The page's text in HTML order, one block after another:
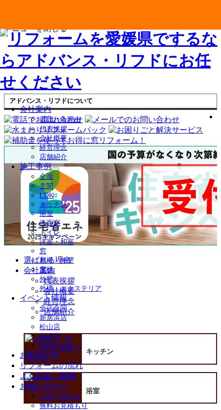
会社案内
選ばれる理由
代表挨拶
会社概要
経営理念
店舗紹介
施工事例
サ
ブ
メ
ニ
ュ
を
展
開
全面
玄関
LDK
キッチン
浴室
洗面室
トイレ
洋室・和室
窓
屋根・外壁
屋根
外壁
外構・エクステリア
イベント情報
全店合同
新居浜店
松山店
今治店
四国中央店
お客様の声
リフォームの流れ
よくあるご質問
お問い合わせ
お問い合わせ
無料お見積もり
メニューを閉じる
アドバンス・リフドについて
選ばれる理由
会社案内
代表挨拶
会社概要
経営理念
店舗紹介
キッチン
浴室